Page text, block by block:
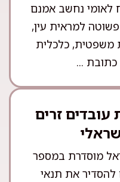
לאומי נחשב אמנם
למראית עין,
משפטית, כלכלית
...
זרים
מוסדרת במספר
את תנאי